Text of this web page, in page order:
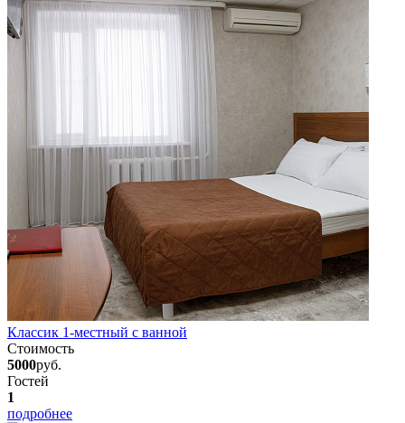
Классик 1-местный с ванной
Стоимость
5000руб.
Гостей
1
подробнее